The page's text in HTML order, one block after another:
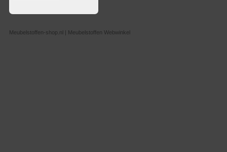
Meubelstoffen-shop.nl | Meubelstoffen Webwinkel